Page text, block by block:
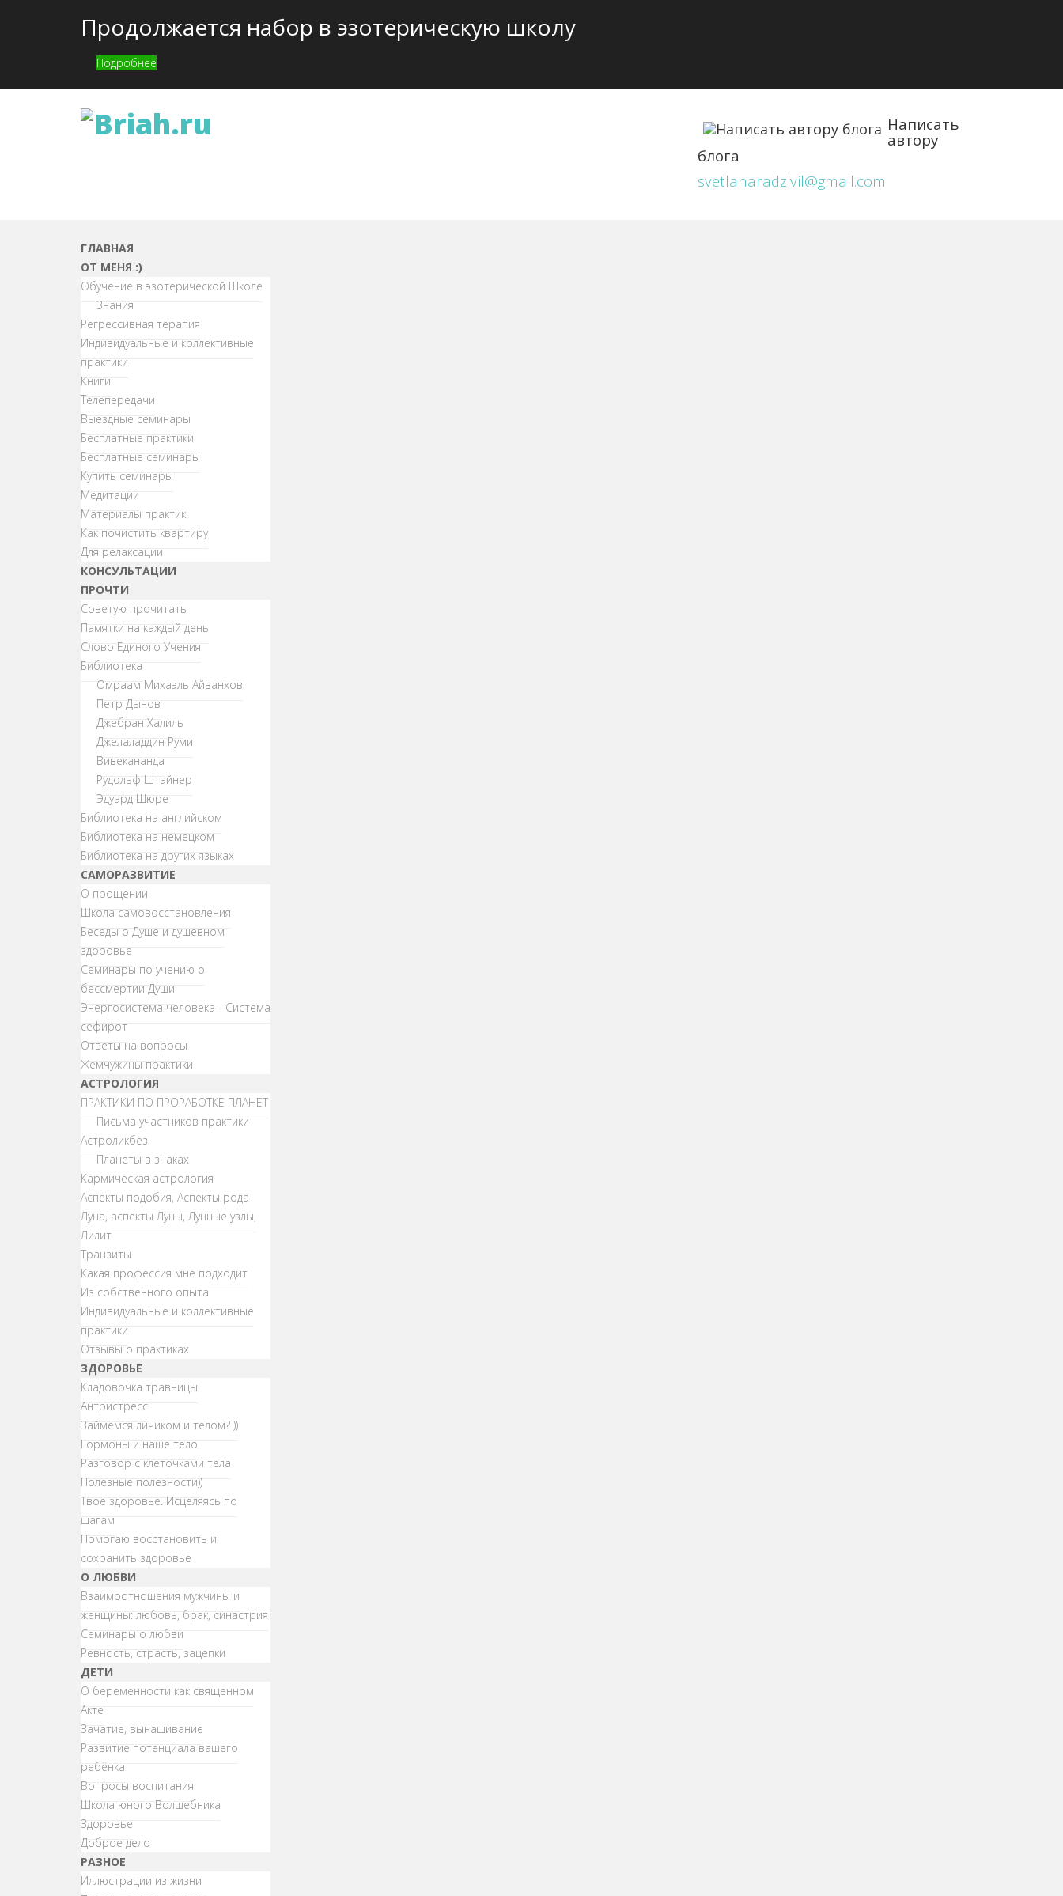
Продолжается набор в эзотерическую школу
Подробнее
Написать
автору
блога
svetlanaradzivil@gmail.com
ГЛАВНАЯ
ОТ МЕНЯ :)
Обучение в эзотерической Школе
Знания
Регрессивная терапия
Индивидуальные и коллективные
практики
Книги
Телепередачи
Выездные семинары
Бесплатные практики
Бесплатные семинары
Купить семинары
Медитации
Материалы практик
Как почистить квартиру
Для релаксации
КОНСУЛЬТАЦИИ
ПРОЧТИ
Советую прочитать
Памятки на каждый день
Слово Единого Учения
Библиотека
Омраам Михаэль Айванхов
Петр Дынов
Джебран Халиль
Джелаладдин Руми
Вивекананда
Рудольф Штайнер
Эдуард Шюре
Библиотека на английском
Библиотека на немецком
Библиотека на других языках
САМОРАЗВИТИЕ
О прощении
Школа самовосстановления
Беседы о Душе и душевном
здоровье
Семинары по учению о
бессмертии Души
Энергосистема человека - Система
сефирот
Ответы на вопросы
Жемчужины практики
АСТРОЛОГИЯ
ПРАКТИКИ ПО ПРОРАБОТКЕ ПЛАНЕТ
Письма участников практики
Астроликбез
Планеты в знаках
Кармическая астрология
Аспекты подобия, Аспекты рода
Луна, аспекты Луны, Лунные узлы,
Лилит
Транзиты
Какая профессия мне подходит
Из собственного опыта
Индивидуальные и коллективные
практики
Отзывы о практиках
ЗДОРОВЬЕ
Кладовочка травницы
Антристресс
Займёмся личиком и телом? ))
Гормоны и наше тело
Разговор с клеточками тела
Полезные полезности))
Твоё здоровье. Исцеляясь по
шагам
Помогаю восстановить и
сохранить здоровье
О ЛЮБВИ
Взаимоотношения мужчины и
женщины: любовь, брак, синастрия
Семинары о любви
Ревность, страсть, зацепки
ДЕТИ
О беременности как священном
Акте
Зачатие, вынашивание
Развитие потенциала вашего
ребёнка
Вопросы воспитания
Школа юного Волшебника
Здоровье
Доброе дело
РАЗНОЕ
Иллюстрации из жизни